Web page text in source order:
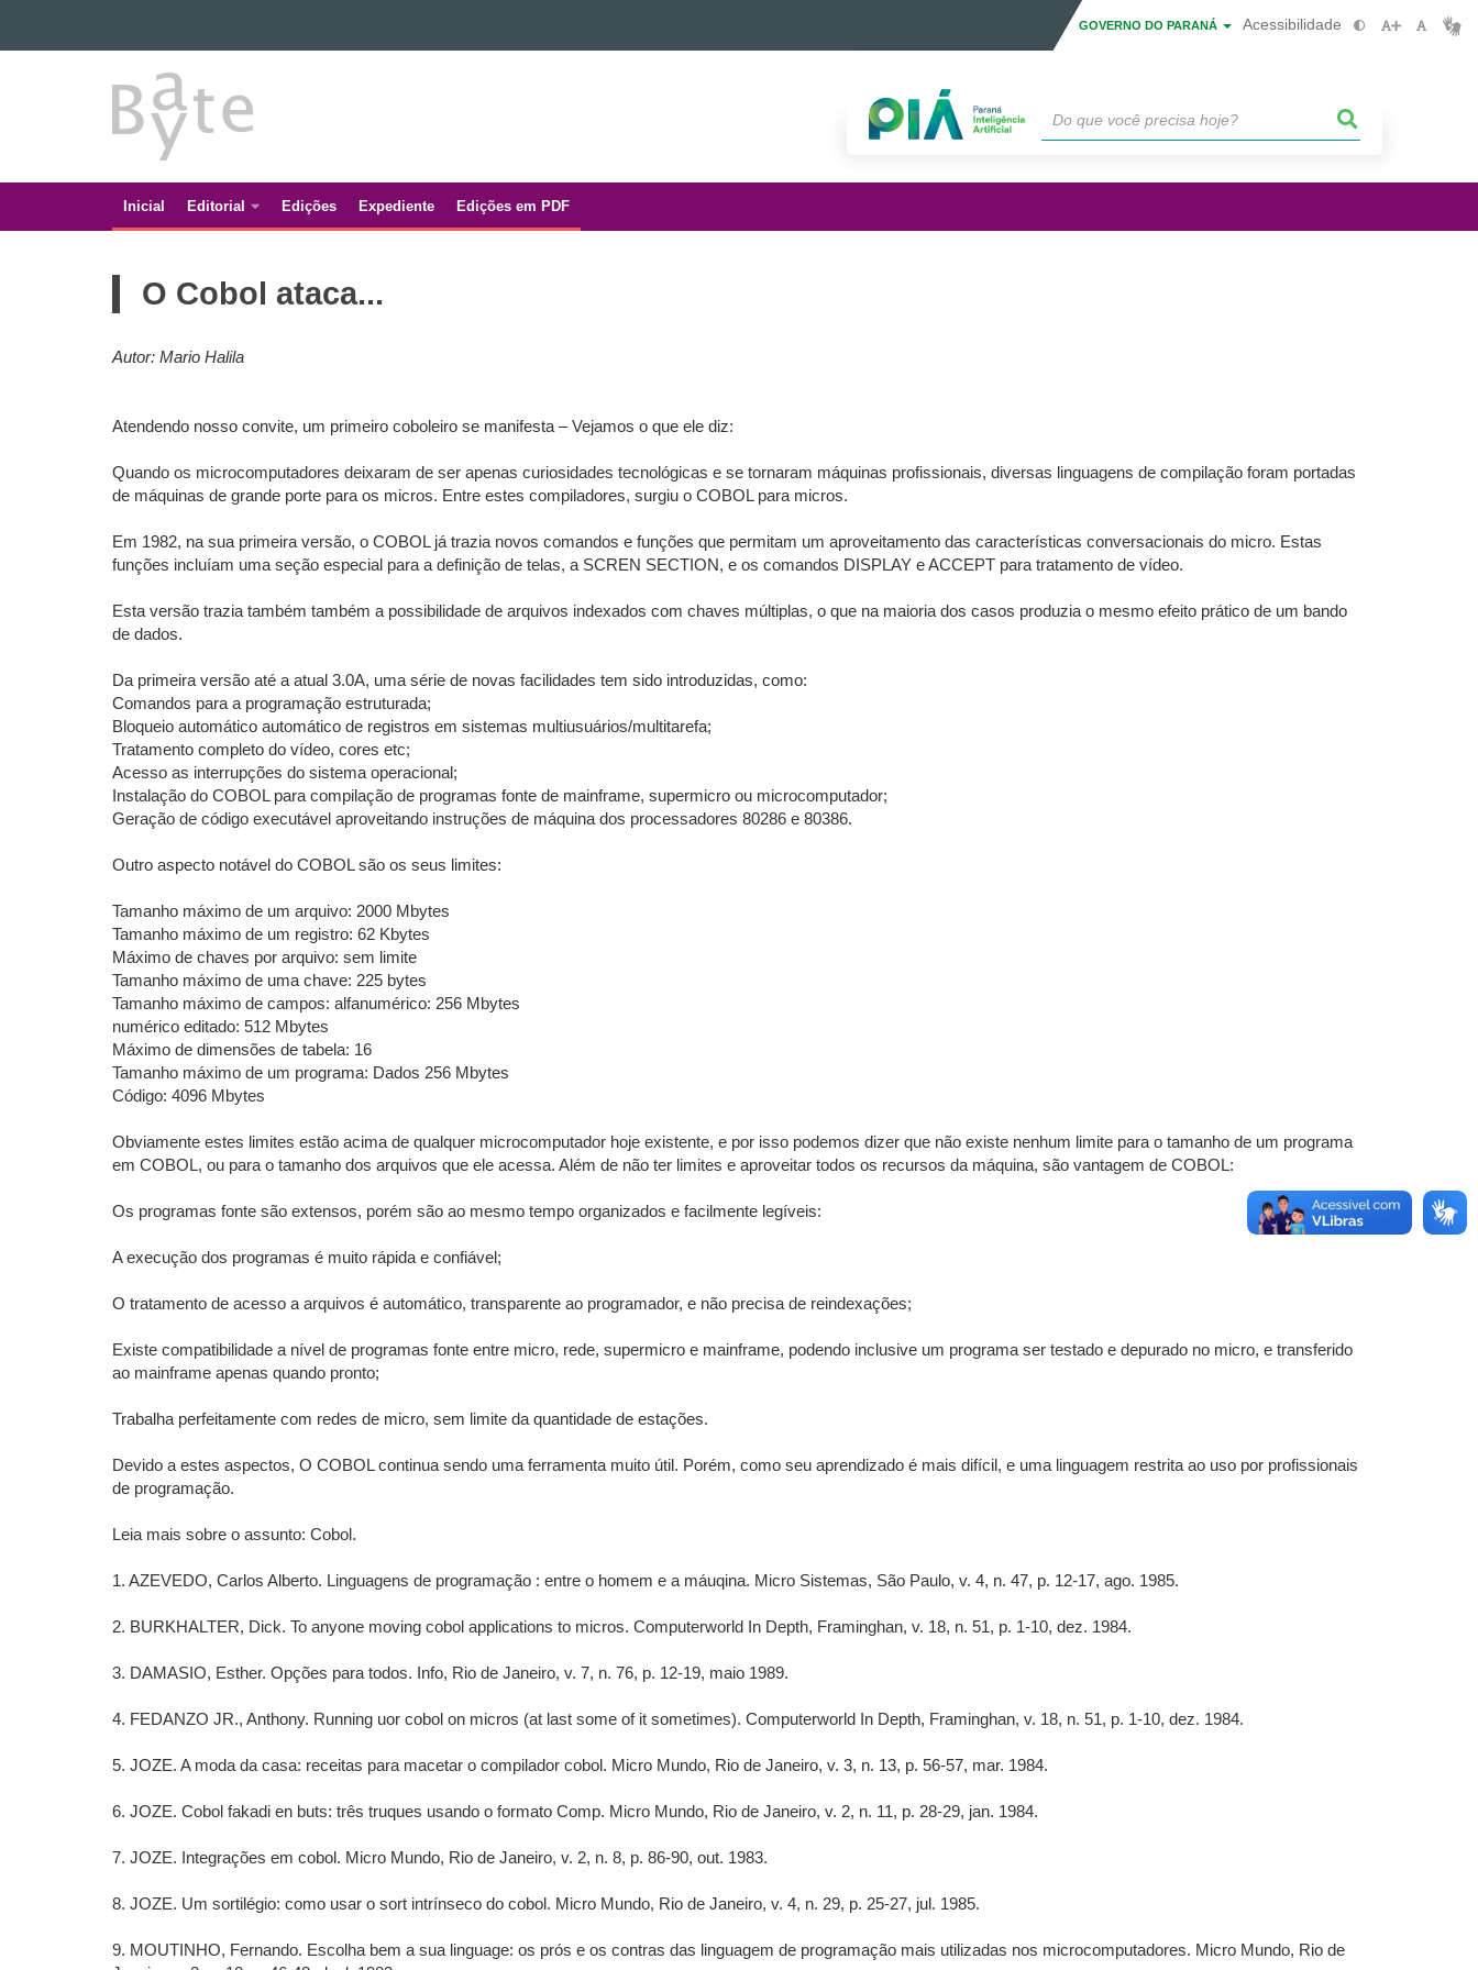
Ir para a navegação
Ir para a busca
GOVERNO DO PARANÁ Acessibilidade
BATE
BYTE
Navegação
Inicial Editorial Edições Expediente Edições em PDF
O Cobol ataca...
Autor: Mario Halila
Atendendo nosso convite, um primeiro coboleiro se manifesta – Vejamos o que ele diz:
Quando os microcomputadores deixaram de ser apenas curiosidades tecnológicas e se tornaram máquinas profissionais, diversas linguagens de compilação foram portadas
de máquinas de grande porte para os micros. Entre estes compiladores, surgiu o COBOL para micros.
Em 1982, na sua primeira versão, o COBOL já trazia novos comandos e funções que permitam um aproveitamento das características conversacionais do micro. Estas
funções incluíam uma seção especial para a definição de telas, a SCREN SECTION, e os comandos DISPLAY e ACCEPT para tratamento de vídeo.
Esta versão trazia também também a possibilidade de arquivos indexados com chaves múltiplas, o que na maioria dos casos produzia o mesmo efeito prático de um bando
de dados.
Da primeira versão até a atual 3.0A, uma série de novas facilidades tem sido introduzidas, como:
Comandos para a programação estruturada;
Bloqueio automático automático de registros em sistemas multiusuários/multitarefa;
Tratamento completo do vídeo, cores etc;
Acesso as interrupções do sistema operacional;
Instalação do COBOL para compilação de programas fonte de mainframe, supermicro ou microcomputador;
Geração de código executável aproveitando instruções de máquina dos processadores 80286 e 80386.
Outro aspecto notável do COBOL são os seus limites:
Tamanho máximo de um arquivo: 2000 Mbytes
Tamanho máximo de um registro: 62 Kbytes
Máximo de chaves por arquivo: sem limite
Tamanho máximo de uma chave: 225 bytes
Tamanho máximo de campos: alfanumérico: 256 Mbytes
numérico editado: 512 Mbytes
Máximo de dimensões de tabela: 16
Tamanho máximo de um programa: Dados 256 Mbytes
Código: 4096 Mbytes
Obviamente estes limites estão acima de qualquer microcomputador hoje existente, e por isso podemos dizer que não existe nenhum limite para o tamanho de um programa
em COBOL, ou para o tamanho dos arquivos que ele acessa. Além de não ter limites e aproveitar todos os recursos da máquina, são vantagem de COBOL:
Os programas fonte são extensos, porém são ao mesmo tempo organizados e facilmente legíveis:
A execução dos programas é muito rápida e confiável;
O tratamento de acesso a arquivos é automático, transparente ao programador, e não precisa de reindexações;
Existe compatibilidade a nível de programas fonte entre micro, rede, supermicro e mainframe, podendo inclusive um programa ser testado e depurado no micro, e transferido
ao mainframe apenas quando pronto;
Trabalha perfeitamente com redes de micro, sem limite da quantidade de estações.
Devido a estes aspectos, O COBOL continua sendo uma ferramenta muito útil. Porém, como seu aprendizado é mais difícil, e uma linguagem restrita ao uso por profissionais
de programação.
Leia mais sobre o assunto: Cobol.
1. AZEVEDO, Carlos Alberto. Linguagens de programação : entre o homem e a máuqina. Micro Sistemas, São Paulo, v. 4, n. 47, p. 12-17, ago. 1985.
2. BURKHALTER, Dick. To anyone moving cobol applications to micros. Computerworld In Depth, Framinghan, v. 18, n. 51, p. 1-10, dez. 1984.
3. DAMASIO, Esther. Opções para todos. Info, Rio de Janeiro, v. 7, n. 76, p. 12-19, maio 1989.
4. FEDANZO JR., Anthony. Running uor cobol on micros (at last some of it sometimes). Computerworld In Depth, Framinghan, v. 18, n. 51, p. 1-10, dez. 1984.
5. JOZE. A moda da casa: receitas para macetar o compilador cobol. Micro Mundo, Rio de Janeiro, v. 3, n. 13, p. 56-57, mar. 1984.
6. JOZE. Cobol fakadi en buts: três truques usando o formato Comp. Micro Mundo, Rio de Janeiro, v. 2, n. 11, p. 28-29, jan. 1984.
7. JOZE. Integrações em cobol. Micro Mundo, Rio de Janeiro, v. 2, n. 8, p. 86-90, out. 1983.
8. JOZE. Um sortilégio: como usar o sort intrínseco do cobol. Micro Mundo, Rio de Janeiro, v. 4, n. 29, p. 25-27, jul. 1985.
9. MOUTINHO, Fernando. Escolha bem a sua linguage: os prós e os contras das linguagem de programação mais utilizadas nos microcomputadores. Micro Mundo, Rio de